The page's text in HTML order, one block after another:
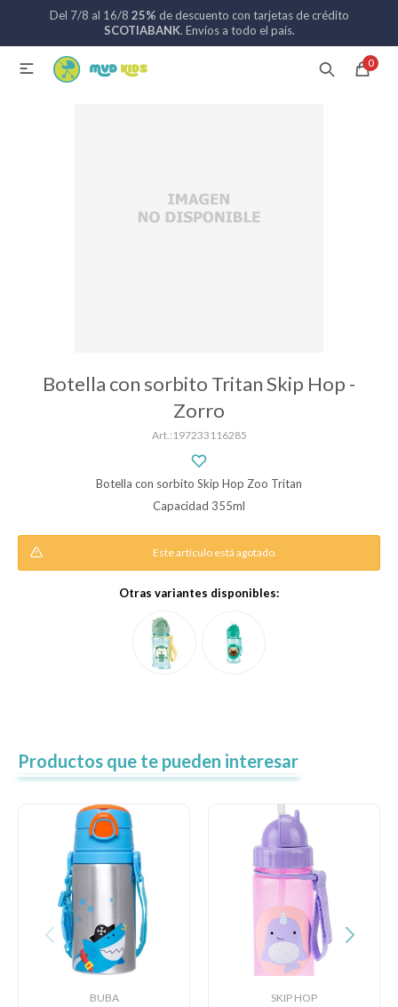
Del 7/8 al 16/8 25% de descuento con tarjetas de crédito
SCOTIABANK. Envíos a todo el país.
0

Botella con sorbito Tritan Skip Hop -
Zorro
197233116285
Botella con sorbito Skip Hop Zoo Tritan
Capacidad 355ml
Este artículo está agotado.
Otras variantes disponibles:
Productos que te pueden interesar
BUBA SKIP HOP
MI CUENTA
Catálogo Nuevos ingresos
Alimentación
Bolsos y mochilas maternales
Lentes
Vestimenta
Gift cards